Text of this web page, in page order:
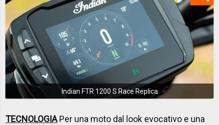
Indian FTR 1200 S Race Replica
TECNOLOGIAPer una moto dal look evocativo e una